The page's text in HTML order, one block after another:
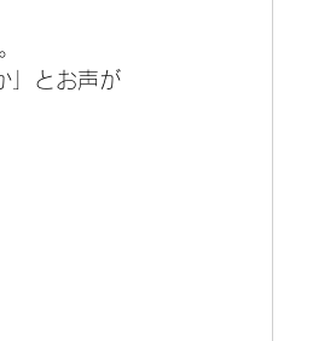
」とお声が